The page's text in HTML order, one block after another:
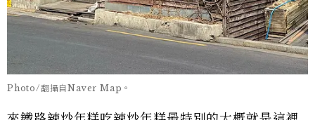
Photo/翻攝自Naver Map。